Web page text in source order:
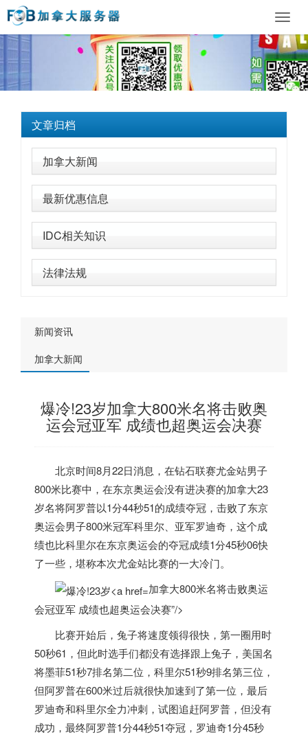
文章归档
加拿大新闻
最新优惠信息
IDC相关知识
法律法规
新闻资讯
加拿大新闻
爆冷!23岁加拿大800米名将击败奥
运会冠亚军 成绩也超奥运会决赛
北京时间8月22日消息，在钻石联赛尤金站男子
800米比赛中，在东京奥运会没有进决赛的加拿大23
岁名将阿罗普以1分44秒51的成绩夺冠，击败了东京
奥运会男子800米冠军科里尔、亚军罗迪奇，这个成
绩也比科里尔在东京奥运会的夺冠成绩1分45秒06快
了一些，堪称本次尤金站比赛的一大冷门。
加拿大800米名将击败奥运
会冠亚军 成绩也超奥运会决赛”/>
比赛开始后，兔子将速度领得很快，第一圈用时
50秒61，但此时选手们都没有选择跟上兔子，美国名
将墨菲51秒7排名第二位，科里尔51秒9排名第三位，
但阿罗普在600米过后就很快加速到了第一位，最后
罗迪奇和科里尔全力冲刺，试图追赶阿罗普，但没有
成功，最终阿罗普1分44秒51夺冠，罗迪奇1分45秒